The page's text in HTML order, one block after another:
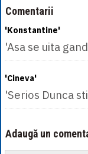
Comentarii
'Konstantine'
'Asa se uita
'Cineva'
'Serios Dunca
Adaugă un